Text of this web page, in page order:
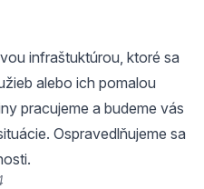
infraštuktúrou, ktoré sa
alebo ich pomalou
pracujeme a budeme vás
Ospravedlňujeme sa